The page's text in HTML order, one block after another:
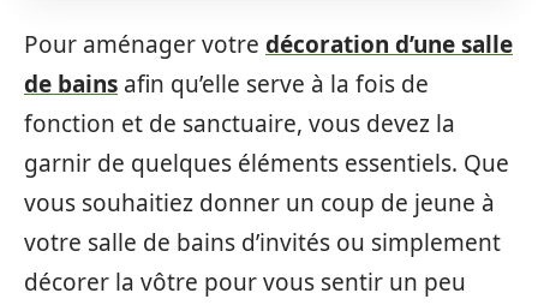
Pour aménager votre décoration d’une salle
de bains afin qu’elle serve à la fois de
fonction et de sanctuaire, vous devez la
garnir de quelques éléments essentiels. Que
vous souhaitiez donner un coup de jeune à
votre salle de bains d’invités ou simplement
décorer la vôtre pour vous sentir un peu